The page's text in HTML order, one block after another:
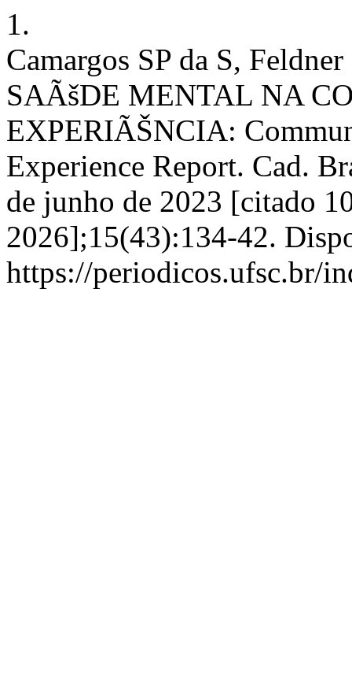
1.
Camargos SP da S,
SAÃšDE MENTAL NA
EXPERIÃŠNCIA:
Experience Report. Cad.
de junho de 2023 [citado
2026];15(43):134-42.
https://periodicos.ufsc.br/